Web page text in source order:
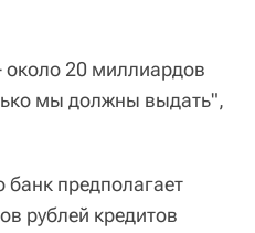
20 миллиардов
мы должны выдать",
банк предполагает
рублей кредитов